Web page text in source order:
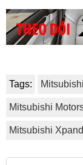
Tags:
Mitsubishi
Mitsubishi